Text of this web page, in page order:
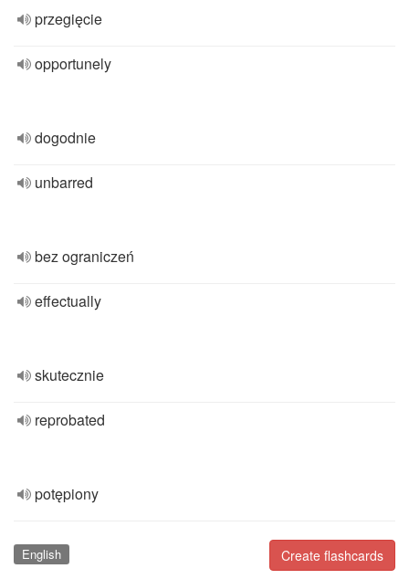
przegięcie
opportunely
dogodnie
unbarred
bez ograniczeń
effectually
skutecznie
reprobated
potępiony
Create flashcards
English